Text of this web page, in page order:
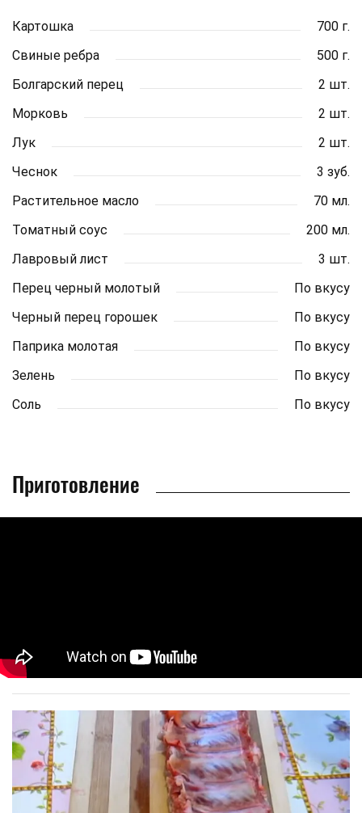
Картошка
700 г.
Свиные ребра
500 г.
Болгарский перец
2 шт.
Морковь
2 шт.
Лук
2 шт.
Чеснок
3 зуб.
Растительное масло
70 мл.
Томатный соус
200 мл.
Лавровый лист
3 шт.
Перец черный молотый
По вкусу
Черный перец горошек
По вкусу
Паприка молотая
По вкусу
Зелень
По вкусу
Соль
По вкусу
Приготовление